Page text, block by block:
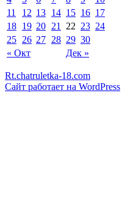
« Окт Дек »
11
12 13 14 15 16 17
18 19 20 21 22 23 24
25 26 27 28 29 30
Rt.chatruletka-18.com
Сайт работает на WordPress